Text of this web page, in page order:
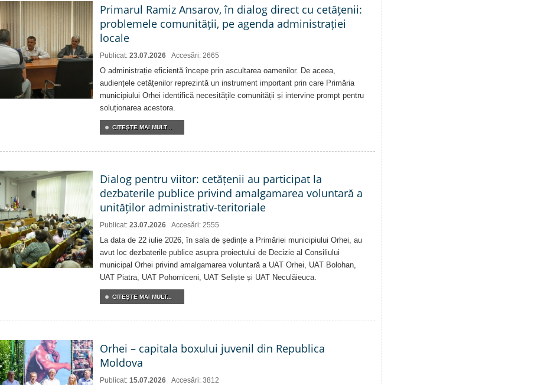
Primarul Ramiz Ansarov, în dialog direct cu cetățenii:
problemele comunității, pe agenda administrației
locale
Publicat: 23.07.2026 Accesări: 2665
O administrație eficientă începe prin ascultarea oamenilor. De aceea,
audiențele cetățenilor reprezintă un instrument important prin care Primăria
municipiului Orhei identifică necesitățile comunității și intervine prompt pentru
soluționarea acestora.
CITEŞTE MAI MULT...
Dialog pentru viitor: cetățenii au participat la
dezbaterile publice privind amalgamarea voluntară a
unităților administrativ-teritoriale
Publicat: 23.07.2026 Accesări: 2555
La data de 22 iulie 2026, în sala de ședințe a Primăriei municipiului Orhei, au
avut loc dezbaterile publice asupra proiectului de Decizie al Consiliului
municipal Orhei privind amalgamarea voluntară a UAT Orhei, UAT Bolohan,
UAT Piatra, UAT Pohorniceni, UAT Seliște și UAT Neculăieuca.
CITEŞTE MAI MULT...
Orhei – capitala boxului juvenil din Republica
Moldova
Publicat: 15.07.2026 Accesări: 3812